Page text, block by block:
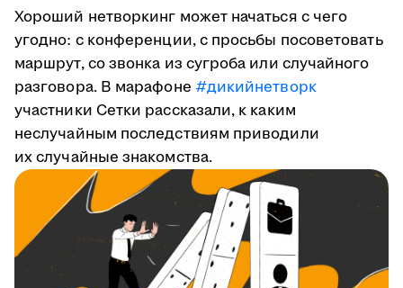
Хороший нетворкинг может начаться с чего
угодно: с конференции, с просьбы посоветовать
маршрут, со звонка из сугроба или случайного
разговора. В марафоне #дикийнетворк
участники Сетки рассказали, к каким
неслучайным последствиям приводили
их случайные знакомства.